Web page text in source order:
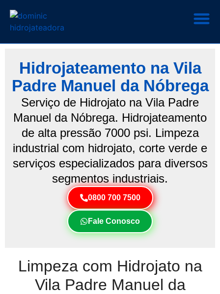
Hidrojateamento na Vila
Padre Manuel da Nóbrega
Serviço de Hidrojato na Vila Padre
Manuel da Nóbrega. Hidrojateamento
de alta pressão 7000 psi. Limpeza
industrial com hidrojato, corte verde e
serviços especializados para diversos
segmentos industriais.
0800 700 7500
Fale Conosco
Limpeza com Hidrojato na
Vila Padre Manuel da